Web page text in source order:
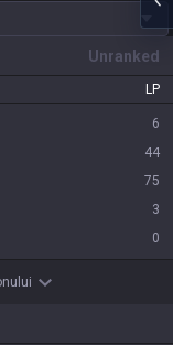
Unranked
LP
6
44
75
3
0